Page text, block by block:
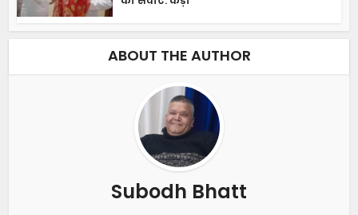
ABOUT THE AUTHOR
Subodh Bhatt